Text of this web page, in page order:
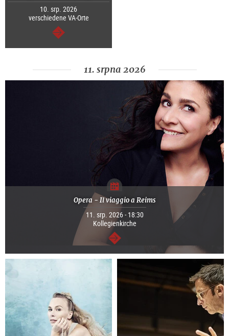
10. srp. 2026
verschiedene VA-Orte
continue
11. srpna 2026
Opera - Il viaggio a Reims
11. srp. 2026 - 18:30
Kollegienkirche
continue